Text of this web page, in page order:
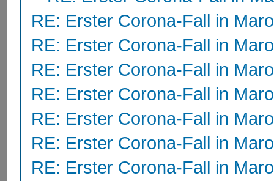
RE: Erster Corona-Fall in
RE: Erster Corona-Fall in
RE: Erster Corona-Fall in
RE: Erster Corona-Fall in
RE: Erster Corona-Fall in
RE: Erster Corona-Fall in
RE: Erster Corona-Fall in